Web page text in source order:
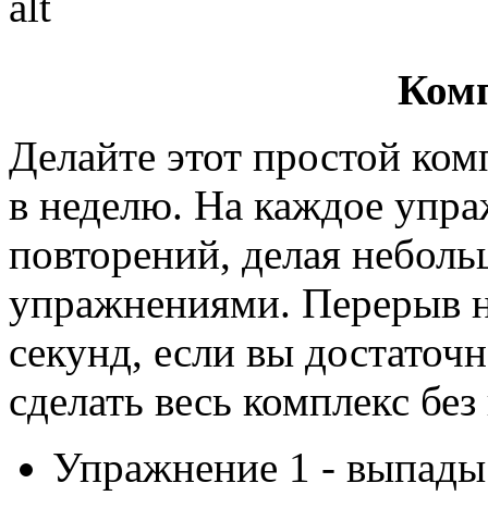
Делайте этот простой
в неделю. На каждое
повторений, делая
упражнениями. Перерыв
секунд, если вы
сделать весь комплекс
Упражнение 1 -